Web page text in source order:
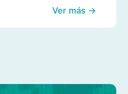
Ver más →